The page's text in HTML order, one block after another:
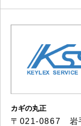
カギの丸正
〒021-0867 岩